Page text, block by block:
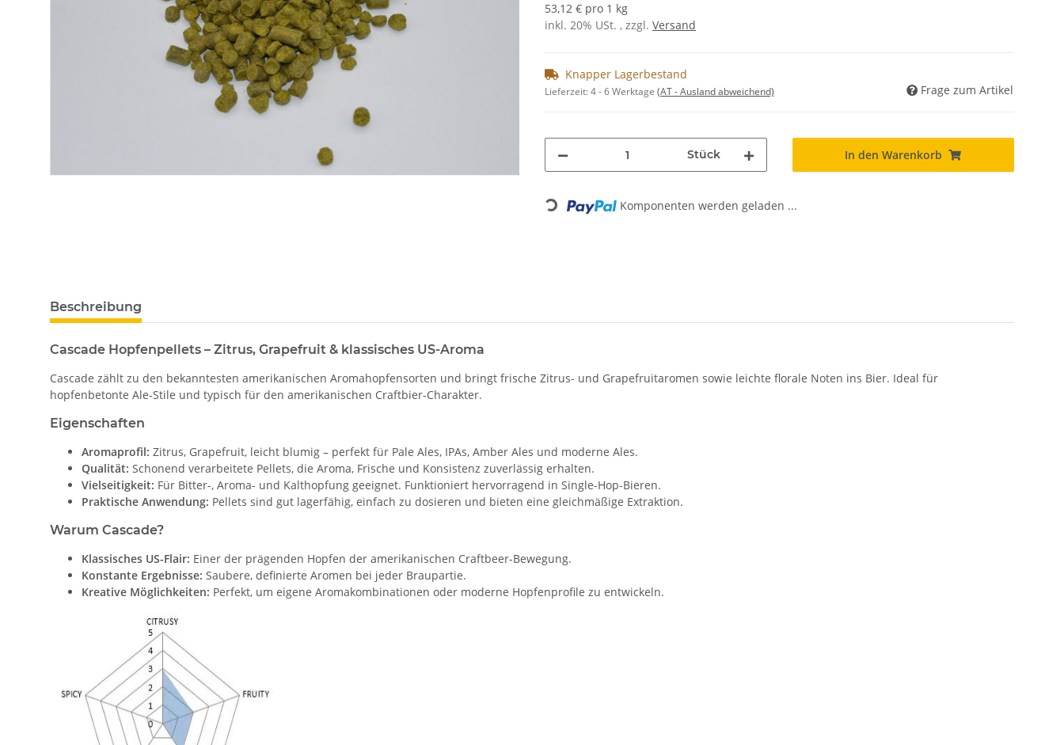
53,12 € pro 1 kg
inkl. 20% USt. , zzgl. Versand
Knapper Lagerbestand
Lieferzeit:4 - 6 Werktage (AT - Ausland abweichend) Frage zum Artikel
Stück In den Warenkorb
Loading... Komponenten werden geladen ...
Beschreibung
Cascade Hopfenpellets – Zitrus, Grapefruit & klassisches US-Aroma
Cascade zählt zu den bekanntesten amerikanischen Aromahopfensorten und bringt frische Zitrus- und Grapefruitaromen sowie leichte florale Noten ins Bier. Ideal für
hopfenbetonte Ale-Stile und typisch für den amerikanischen Craftbier-Charakter.
Eigenschaften
Aromaprofil: Zitrus, Grapefruit, leicht blumig – perfekt für Pale Ales, IPAs, Amber Ales und moderne Ales.
Qualität: Schonend verarbeitete Pellets, die Aroma, Frische und Konsistenz zuverlässig erhalten.
Vielseitigkeit: Für Bitter-, Aroma- und Kalthopfung geeignet. Funktioniert hervorragend in Single-Hop-Bieren.
Praktische Anwendung: Pellets sind gut lagerfähig, einfach zu dosieren und bieten eine gleichmäßige Extraktion.
Warum Cascade?
Klassisches US-Flair: Einer der prägenden Hopfen der amerikanischen Craftbeer-Bewegung.
Konstante Ergebnisse: Saubere, definierte Aromen bei jeder Braupartie.
Kreative Möglichkeiten: Perfekt, um eigene Aromakombinationen oder moderne Hopfenprofile zu entwickeln.